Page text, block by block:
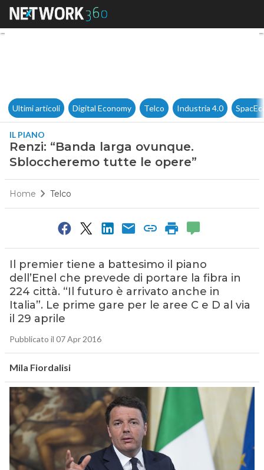
Renzi: “Banda larga
Ultimi articoli Digital Economy Telco Industria 4.0
IL PIANO
Renzi: “Banda larga ovunque.
Sbloccheremo tutte le opere”
Home Telco
Il premier tiene a battesimo il piano
dell’Enel che prevede di portare la fibra in
224 città. “Il futuro è arrivato anche in
Italia”. Le prime gare per le aree C e D al via
il 29 aprile
Pubblicato il 07 Apr 2016
Mila Fiordalisi